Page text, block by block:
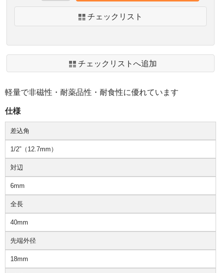
チェックリスト
チェックリストへ追加
軽量で非磁性・耐薬品性・耐食性に優れています
仕様
差込角
1/2”（12.7mm）
対辺
6mm
全長
40mm
先端外径
18mm